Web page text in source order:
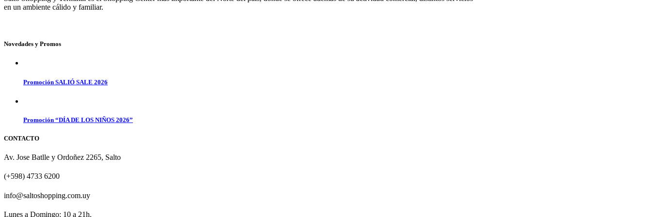
en un ambiente cálido y familiar.
Novedades y Promos
Promoción SALIÓ SALE 2026
Promoción “DÍA DE LOS NIÑOS 2026”
CONTACTO
Av. Jose Batlle y Ordoñez 2265, Salto
(+598) 4733 6200
info@saltoshopping.com.uy
Lunes a Domingo: 10 a 21h.